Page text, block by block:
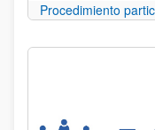
Procedimiento